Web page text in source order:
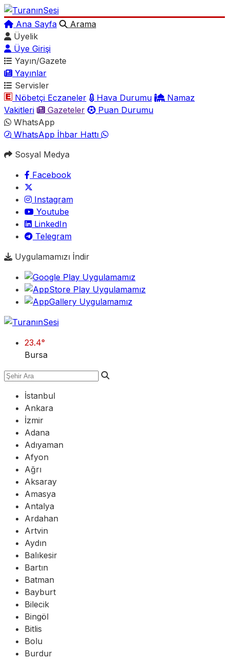
Ana Sayfa
Arama
Üyelik
Üye Girişi
Yayın/Gazete
Yayınlar
Servisler
Nöbetçi Eczaneler
Hava Durumu
Namaz
Vakitleri
Gazeteler
Puan Durumu
WhatsApp
WhatsApp İhbar Hattı
Sosyal Medya
Facebook
Instagram
Youtube
LinkedIn
Telegram
Uygulamamızı İndir
23.4°
Bursa
İstanbul
Ankara
İzmir
Adana
Adıyaman
Afyon
Ağrı
Aksaray
Amasya
Antalya
Ardahan
Artvin
Aydın
Balıkesir
Bartın
Batman
Bayburt
Bilecik
Bingöl
Bitlis
Bolu
Burdur